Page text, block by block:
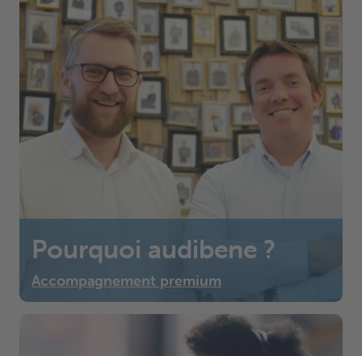
Pourquoi audibene ?
Accompagnement premium